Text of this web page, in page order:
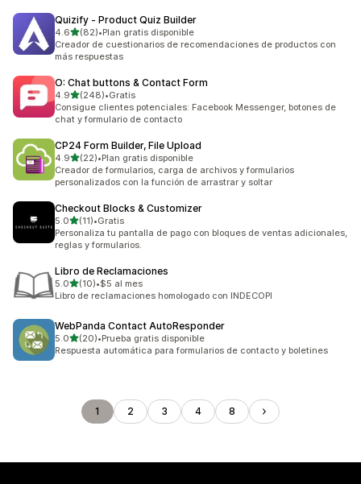
Quizify ‑ Product Quiz Builder
4.6de 5 estrellas
(82)
82 reseñas en total
•Plan gratis disponible
Creador de cuestionarios de recomendaciones de productos con
más respuestas
O: Chat buttons & Contact Form
4.9de 5 estrellas
(248)
248 reseñas en total
•Gratis
Consigue clientes potenciales: Facebook Messenger, botones de
chat y formulario de contacto
CP24 Form Builder, File Upload
4.9de 5 estrellas
(22)
22 reseñas en total
•Plan gratis disponible
Creador de formularios, carga de archivos y formularios
personalizados con la función de arrastrar y soltar
Checkout Blocks & Customizer
5.0de 5 estrellas
(11)
11 reseñas en total
•Gratis
Personaliza tu pantalla de pago con bloques de ventas adicionales,
reglas y formularios.
Libro de Reclamaciones
5.0de 5 estrellas
(10)
10 reseñas en total
•$5 al mes
Libro de reclamaciones homologado con INDECOPI
WebPanda Contact AutoResponder
5.0de 5 estrellas
(20)
20 reseñas en total
•Prueba gratis disponible
Respuesta automática para formularios de contacto y boletines
1 2 3 4 8